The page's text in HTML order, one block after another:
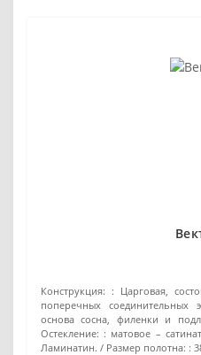
Конструкция: : Царговая,
поперечных соединительных
основа сосна, филенки и
Остекление: : матовое –
Ламинатин.
Размер полотна: :